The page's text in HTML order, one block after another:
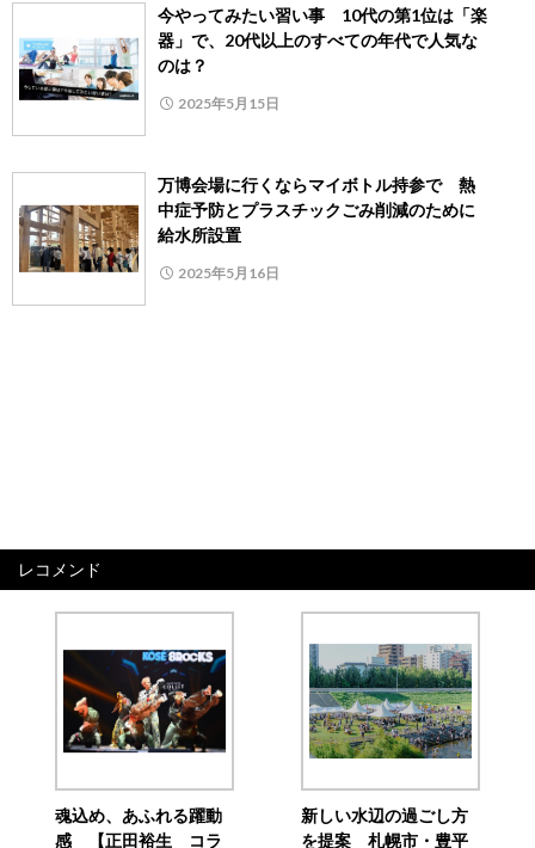
今やってみたい習い事 10代の第1位は「楽
器」で、20代以上のすべての年代で人気な
のは？
2025年5月15日
万博会場に行くならマイボトル持参で 熱
中症予防とプラスチックごみ削減のために
給水所設置
2025年5月16日
レコメンド
魂込め、あふれる躍動
感 【正田裕生 コラ
新しい水辺の過ごし方
を提案 札幌市・豊平